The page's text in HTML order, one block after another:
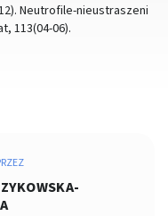
Neutrofile-nieustraszeni
113(04-06).